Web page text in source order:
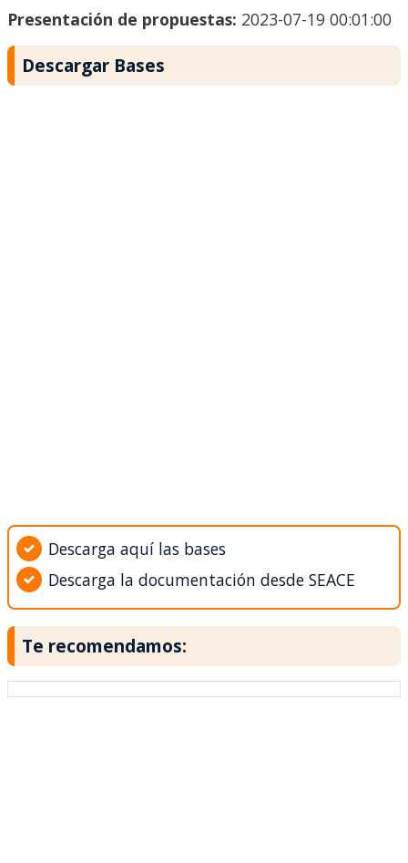
Presentación de propuestas: 2023-07-19 00:01:00
Descargar Bases
Descarga aquí las bases
Descarga la documentación desde SEACE
Te recomendamos: